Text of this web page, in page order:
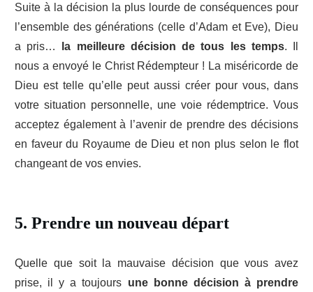
Suite à la décision la plus lourde de conséquences pour
l’ensemble des générations (celle d’Adam et Eve), Dieu
a pris…
la meilleure décision de tous les temps. Il
nous a envoyé le Christ Rédempteur ! La miséricorde de
Dieu est telle qu’elle peut aussi créer pour vous, dans
votre situation personnelle, une voie rédemptrice. Vous
acceptez également à l’avenir de prendre des décisions
en faveur du Royaume de Dieu et non plus selon le flot
changeant de vos envies.
5. Prendre un nouveau départ
Quelle que soit la mauvaise décision que vous avez
prise, il y a toujours une bonne décision à prendre